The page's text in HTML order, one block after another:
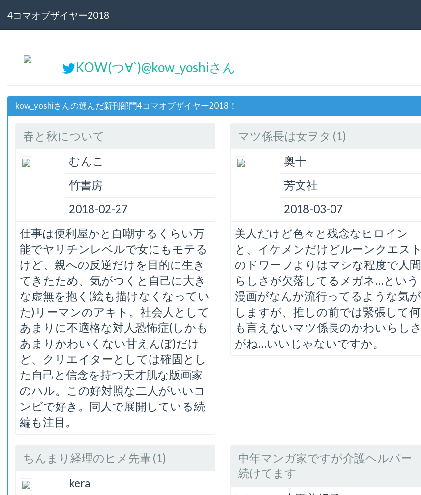
4コマオブザイヤー2018
KOW(つ∀`)@kow_yoshiさん
kow_yoshiさんの選んだ新刊部門4コマオブザイヤー2018！
春と秋について
むんこ
竹書房
2018-02-27
仕事は便利屋かと自嘲するくらい万
能でヤリチンレベルで女にもモテる
けど、親への反逆だけを目的に生き
てきたため、気がつくと自己に大き
な虚無を抱く(絵も描けなくなってい
た)リーマンのアキト。社会人として
あまりに不適格な対人恐怖症(しかも
あまりかわいくない甘えんぼ)だけ
ど、クリエイターとしては確固とし
た自己と信念を持つ天才肌な版画家
のハル。この好対照な二人がいいコ
ンビで好き。同人で展開している続
編も注目。
マツ係長は女ヲタ (1)
奥十
芳文社
2018-03-07
美人だけど色々と残念なヒロイン
と、イケメンだけどルーンクエスト
のドワーフよりはマシな程度で人間
らしさが欠落してるメガネ…という
漫画がなんか流行ってるような気が
しますが、推しの前では緊張して何
も言えないマツ係長のかわいらしさ
がね…いいじゃないですか。
ちんまり経理のヒメ先輩 (1)
kera
中年マンガ家ですが介護ヘルパー
続けてます